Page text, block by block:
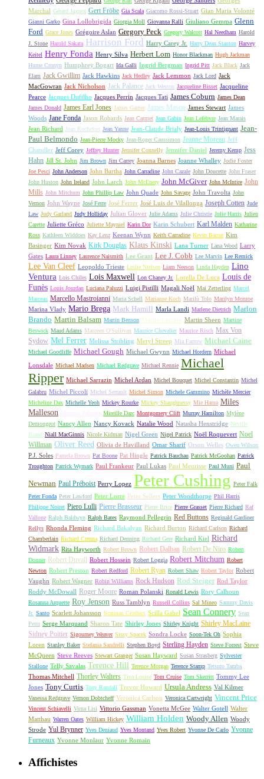
Marchal Gérard Jugnot Gert Fröbe Gia Scala Giacomo Rossi-Stuart Gian Maria Volonté
Gianni Garko Gina Lollobrigida Giorgia Moll Giovanna Ralli Giuliano Gemma Glenn
Ford Grace Jones Grégoire Aslan Gregory Peck Gregory Walcott Hal Needham Harold
J. Stone Harold Sakata Harrison Ford Harry Carey Jr. Harry Dean Stanton Harvey
Keitel Henry Fonda Henry Silva Herbert Lom Honor Blackman Hugh Jackman
Hume Cronyn Humphrey Bogart Ida Galli Ingrid Bergman Ingrid Pitt Jack Black Jack
Elam Jack Gwillim Jack Hawkins Jack Hedley Jack Lemmon Jack Lord Jack
MacGowran Jack Nicholson Jack Palance Jack Weston Jacqueline Bisset Jacqueline
Pearce Jacques Dufilho Jacques Perrin Jacques Tati James Coburn James Dean
James Donald James Earl Jones James Garner James Mason James Stewart James
Woods Jane Fonda Jason Robards Jean Carmet Jean Gabin Jean Lefebvre Jean Marais
Jean Richard Jean Rochefort Jean Yanne Jean-Claude Brialy Jean-Louis Trintignant Jean-
Paul Belmondo Jean-Pierre Mocky Jean-Roger Caussimon Jeanne Moreau Jeff
Chandler Jeff Corey Jeffrey Hunter Jennifer Connelly Jennifer Daniel Jeremy Kemp Jess
Hahn Jill St. John Jim Brown Jim Carrey Joanna Barnes Joanne Whalley Jodie Foster
Joe Pesci John Anderson John Bartha John Carradine John Cazale John Doucette John Fraser
John Huston John Ireland John Larch John McEnery John McGiver John McIntire John
Mills John Mitchum John Phillip Law John Quade John Savage John Travolta John
Vernon John Wayne José Ferre José Ferrer José Luis de Vilallonga Joseph Cotten Jude
Law Judy Garland Judy Holliday Julian Glover Julie Adams Julie Christie Julie Harris Julien
Carette Juliette Gréco Juliette Mayniel Karin Dor Karin Schubert Karl Malden Katharine
Ross Kathleen Widdoes Kay Lenz Keenan Wynn Keith Carradine Kevin Bacon Kim
Basinger Kim Novak Kirk Douglas Klaus Kinski Lana Turner Lana Wood Larry
Gates Laura Linney Laurence Naismith Lee Grant Lee J. Cobb Lee Marvin Lee Remick
Lee Van Cleef Leopoldo Trieste Leslie Nielsen Liam Neeson Linda Hayden Lino
Ventura Lois Chiles Lois Maxwell Lon Chaney Jr. Lorella De Luca Louis de
Funès Louis Jourdan Luciana Paluzzi Luigi Pistilli Magali Noël Mai Zetterling Marcel
Marceau Marcello Mastroianni Maria Schell Marianne Koch Marilù Tolo Marilyn Monroe
Marina Vlady Mario Brega Mark Hamill Marla Landi Marlene Dietrich Marlon
Brando Martin Balsam Martin Benson Martin Landau Martin Sheen Martine
Beswick Maud Adams Maureen O'Sullivan Maurice Chevalier Maurice Risch Max Von
Sydow Mel Ferrer Melissa Stribling Meryl Streep Mia Farrow Michael Caine
Michael Goodliffe Michael Gough Michael Gwynn Michael Hordern Michael
Lonsdale Michael Madsen Michael Redgrave Michael Rennie Michael
Ripper Michael Sarrazin Michel Ardan Michel Bouquet Michel Constantin Michel
Galabru Michel Piccoli Michel Serrault Michel Simon Michele Gammino Michèle Mercier
Micheline Dax Michelle Yeoh Mickey Rourke Mickey Shaughnessy Mie Hama Miles
Malleson
Mireille Darc Montgomery Clift Murray Hamilton Mylène
Demongeot Nancy Allen Nancy Kovack Natalie Wood Natasha Henstridge Neville
Brand Niall MacGinnis Nicole Kidman Nigel Green Nigel Patrick Noël Roquevert Noel
Willman Oliver Reed Olivia de Havilland Omar Sharif Orson Welles Owen Wilson
P.J. Soles Pamela Brown Pat Boone Pat Hingle Patrick Bauchau Patrick McGoohan Patrick
Troughton Patrick Wymark Paul Frankeur Paul Lukas Paul Meurisse Paul Muni Paul
Newman Paul Préboist Perry Lopez Peter Cushing Peter Falk
Peter Fonda Peter Lawford Peter Lorre Peter Sellers Peter Woodthorpe Phil Harris
Philippe Noiret Piero Lulli Pierre Brasseur Pierre Brice Pierre Grasset Pierre Richard Raf
Vallone Ralph Baldwyn Ralph Bates Raymond Pellegrin Red Buttons Reginald Gardiner
Rellys Rhonda Fleming Richard Bakalyan Richard Burton Richard Carlson Richard
Chamberlain Richard Crenna Richard Denning Richard Gere Richard Kiel Richard
Widmark Rita Hayworth Robert Brown Robert Dalban Robert De Niro Robert
Donner
Robert Duvall Robert Hossein Robert Loggia Robert Mitchum Robert
Newton Robert Preston Robert Redford Robert Ryan Robert Shaw Robert Taylor Robert
Vaughn Robert Wagner Robin Williams Rock Hudson Rod Steiger Rod Taylor
Roddy McDowall Roger Moore Roman Polanski Ronald Lewis Rory Calhoun
Rosanna Arquette Roy Jenson Russ Tamblyn Russell Collins Sal Mineo Sammy Davis
Jr. Santo Scarlett Johansson Scatman Crothers Scilla Gabel Sean Connery Sean
Penn Serge Marquand Sharon Tate Shirley Jones Shirley Knight Shirley MacLaine
Sidney Poitier Sigourney Weaver Sissy Spacek Sondra Locke Soon-Tek Oh Sophia
Loren Stanley Baker Stefania Sandrelli Stephen Boyd Sterling Hayden Steve Forrest Steve
McQueen Steve Reeves Stewart Granger Susan Hayward Susan Strasberg Sylvester
Stallone Telly Savalas Terence Hill Terence Morgan Terence Stamp Tetsuro Tamba
Thomas Mitchell Thorley Walters Tina Louise Tom Cruise Tom Skerritt Tommy Lee
Jones Tony Curtis Tony Randall Trevor Howard Ursula Andress Val Kilmer
Vanessa Redgrave Vernon Dobtcheff Veronica Carlson Veronica Cartwright Vincent Price
Vincent Schiavelli Virna Lisi Vittorio Gassman Vonetta McGee Walter Gotell Walter
Matthau Warren Oates William Hickey William Holden Woody Allen Woody
Strode Yul Brynner Yves Deniaud Yves Montand Yves Robert Yvonne De Carlo Yvonne
Furneaux Yvonne Monlaur Yvonne Romain
Affichistes